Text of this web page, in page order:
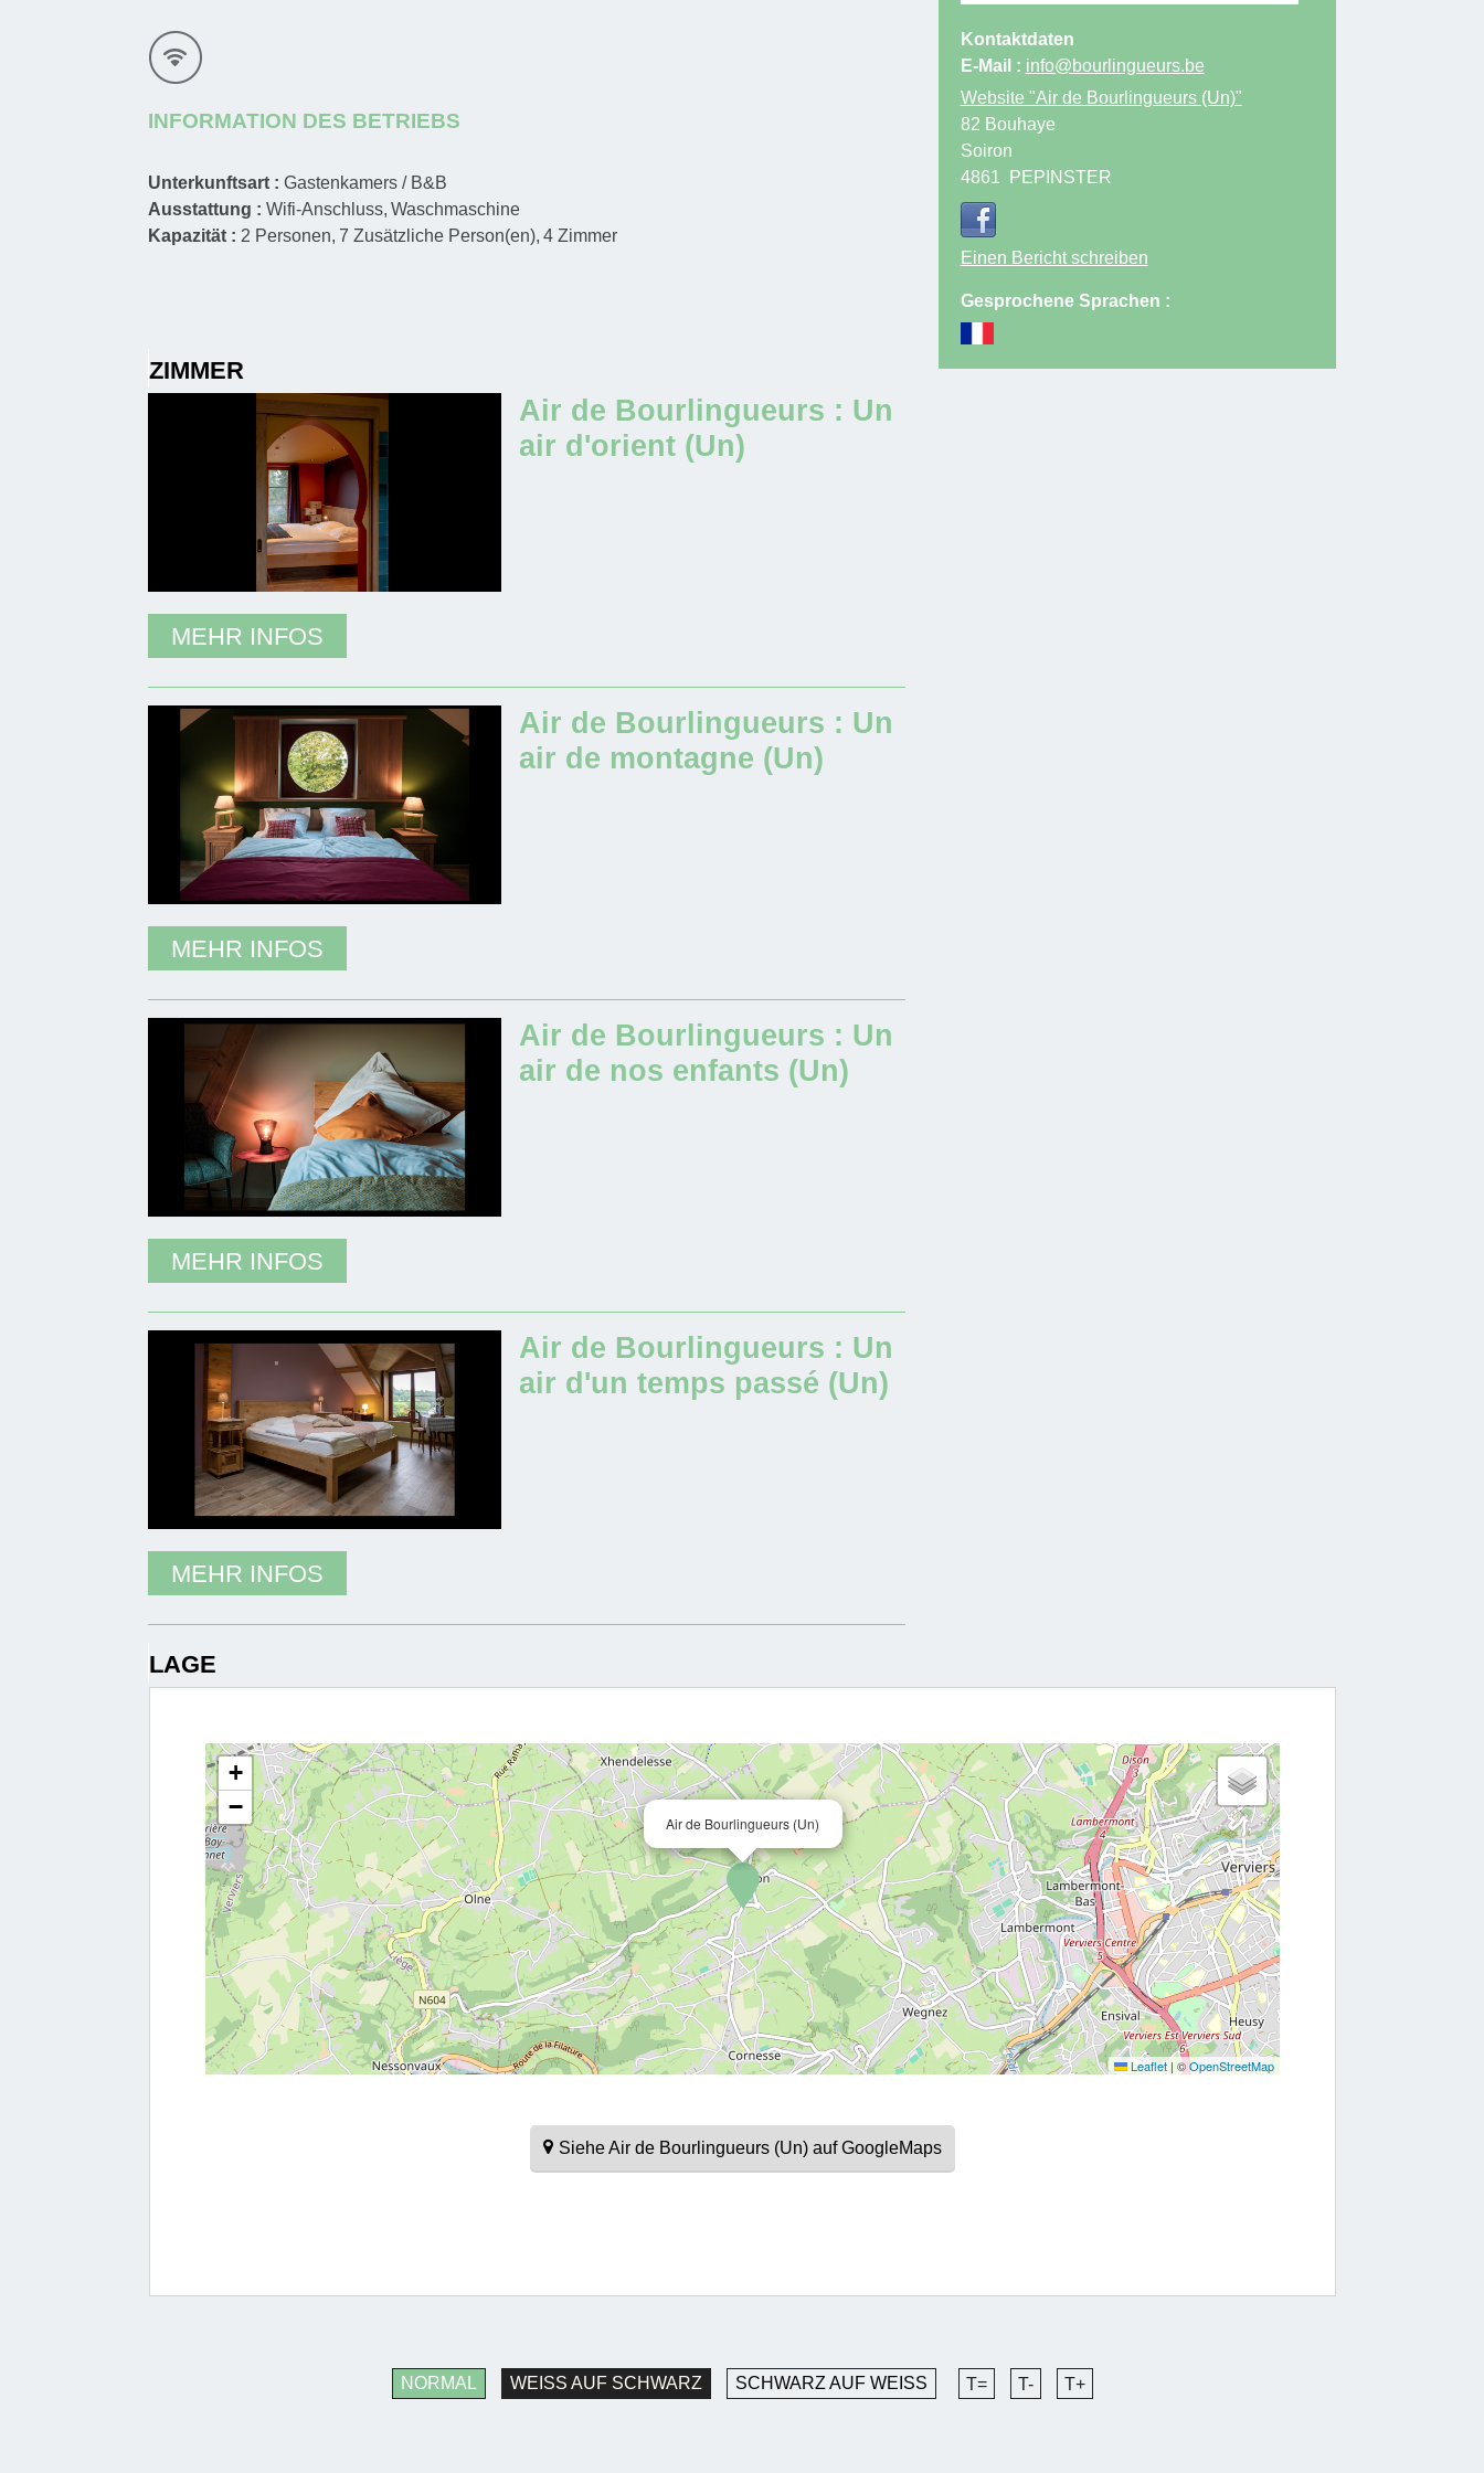
INFORMATION DES BETRIEBS
Unterkunftsart :Gastenkamers / B&B
Ausstattung :Wifi-Anschluss Waschmaschine
Kapazität : 2 Personen 7 Zusätzliche Person(en) 4 Zimmer
ZIMMER
Air de Bourlingueurs : Un
air d'orient (Un)
MEHR INFOS
Air de Bourlingueurs : Un
air de montagne (Un)
MEHR INFOS
Air de Bourlingueurs : Un
air de nos enfants (Un)
MEHR INFOS
Air de Bourlingueurs : Un
air d'un temps passé (Un)
MEHR INFOS
Kontaktdaten
E-Mail : info@bourlingueurs.be
Website "Air de Bourlingueurs (Un)"
82 Bouhaye
Soiron
4861
PEPINSTER
Einen Bericht schreiben
Gesprochene Sprachen :
LAGE
Air de Bourlingueurs (Un)
+
−
Leaflet | ©OpenStreetMap
Siehe Air de Bourlingueurs (Un) auf GoogleMaps
NORMAL WEISS AUF SCHWARZ SCHWARZ AUF WEISS T= T- T+